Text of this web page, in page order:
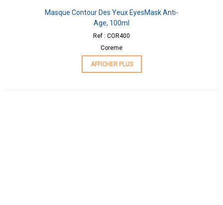
Masque Contour Des Yeux EyesMask Anti-
Age, 100ml
Ref : COR400
Coreme
AFFICHER PLUS